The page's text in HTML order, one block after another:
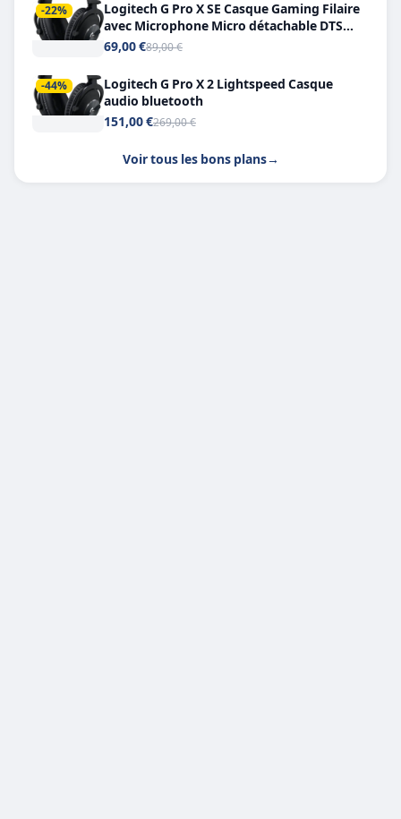
-22%
Logitech G Pro X SE Casque Gaming Filaire
avec Microphone Micro détachable DTS
Headphone X 7.1
69,00 €89,00 €
-44%
Logitech G Pro X 2 Lightspeed Casque
audio bluetooth
151,00 €269,00 €
Voir tous les bons plans→